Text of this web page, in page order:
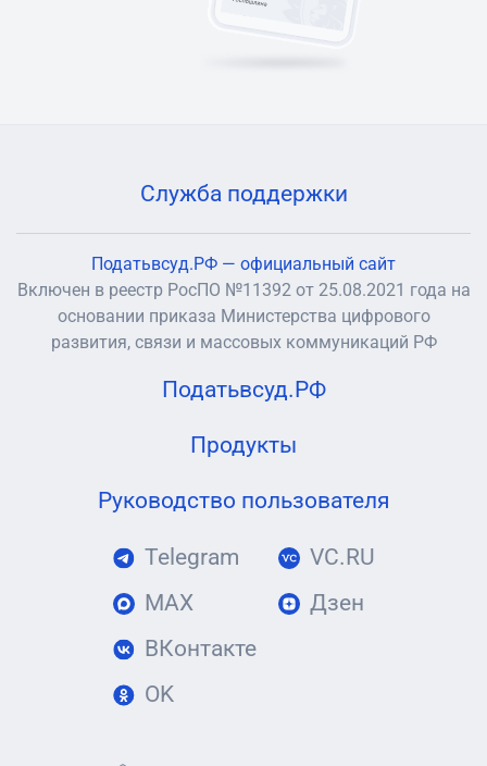
Служба поддержки
Податьвсуд.РФ — официальный сайт
Включен в реестр РосПО №11392 от 25.08.2021 года на
основании приказа Министерства цифрового
развития, связи и массовых коммуникаций РФ
Податьвсуд.РФ
Продукты
Руководство пользователя
Telegram
MAX
ВКонтакте
OK
VC.RU
Дзен